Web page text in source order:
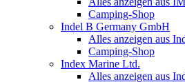
Camping-Shop
Indel B Germany GmbH
Alles anzeigen aus
Camping-Shop
Index Marine Ltd.
Alles anzeigen aus